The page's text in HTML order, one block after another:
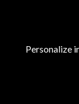
Personalize